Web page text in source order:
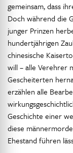
gemeinsam, dass
Doch während die
junger Prinzen
hundertjährigen
chinesische
will – alle Verehrer
Gescheiterten
erzählen alle
Geschichte einer
diese
Ehestand führen